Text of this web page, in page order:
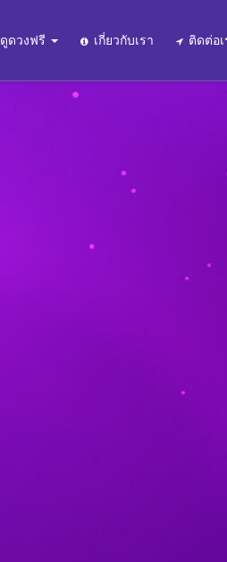
ดูดวงฟรี เกี่ยวกับเรา ติดต่อเ